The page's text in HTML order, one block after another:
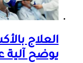
العلاج
يوضح آلية